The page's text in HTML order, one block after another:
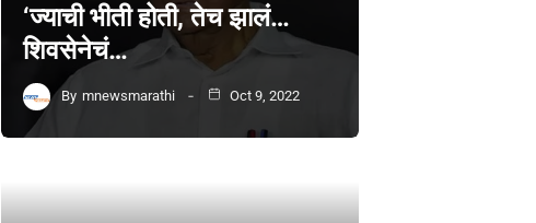
‘ज्याची भीती होती, तेच झालं…
शिवसेनेचं…
By mnewsmarathi Oct 9, 2022